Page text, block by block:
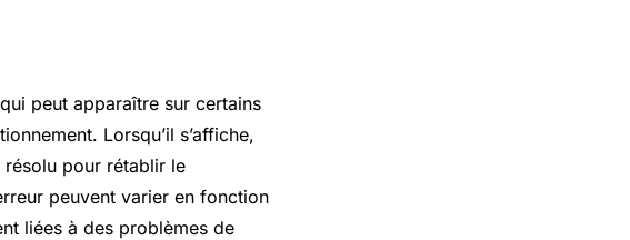
peut apparaître sur certains
Lorsqu’il s’affiche,
résolu pour rétablir le
peuvent varier en fonction
liées à des problèmes de